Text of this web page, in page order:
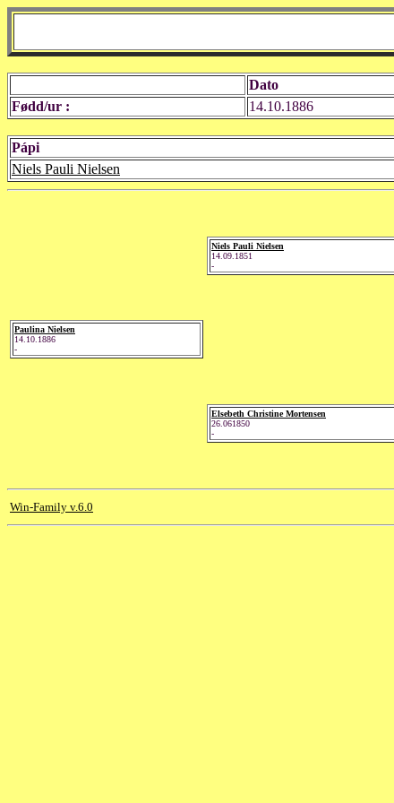
Dato
Fødd/ur :
14.10.1886
Pápi
Niels Pauli Nielsen
Paulina Nielsen
14.10.1886
-
Niels Pauli Nielsen
14.09.1851
-
Elsebeth Christine Mortensen
26.061850
-
Win-Family v.6.0